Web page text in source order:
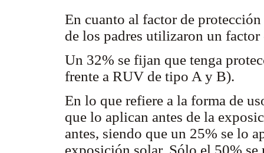
En cuanto al factor de
de los padres utilizaron un
Un 32% se fijan que tenga
frente a RUV de tipo A y B).
En lo que refiere a la forma de
que lo aplican antes de la
antes, siendo que un 25% se lo